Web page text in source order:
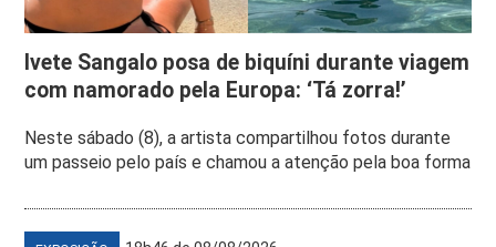
Ivete Sangalo posa de biquíni durante viagem
com namorado pela Europa: ‘Tá zorra!’
Neste sábado (8), a artista compartilhou fotos durante
um passeio pelo país e chamou a atenção pela boa forma